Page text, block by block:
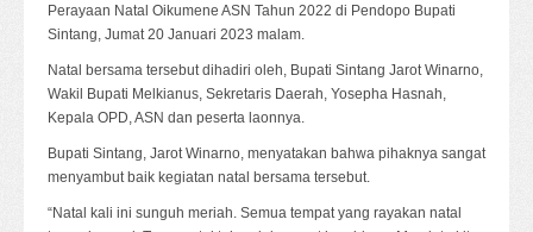
Perayaan Natal Oikumene ASN Tahun 2022 di Pendopo Bupati
Sintang, Jumat 20 Januari 2023 malam.
Natal bersama tersebut dihadiri oleh, Bupati Sintang Jarot Winarno,
Wakil Bupati Melkianus, Sekretaris Daerah, Yosepha Hasnah,
Kepala OPD, ASN dan peserta laonnya.
Bupati Sintang, Jarot Winarno, menyatakan bahwa pihaknya sangat
menyambut baik kegiatan natal bersama tersebut.
“Natal kali ini sunguh meriah. Semua tempat yang rayakan natal